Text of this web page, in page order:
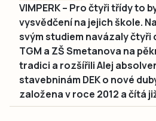
VIMPERK – Pro čtyři třídy to
vysvědčení na jejich škole.
svým studiem navázaly čtyři
TGM a ZŠ Smetanova na
tradici a rozšířili Alej
stavebninám DEK o nové
založena v roce 2012 a čítá